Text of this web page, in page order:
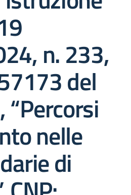
n. 233,
del
nelle
di